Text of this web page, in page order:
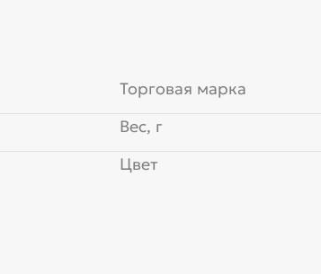
Торговая марка
Вес, г
Цвет